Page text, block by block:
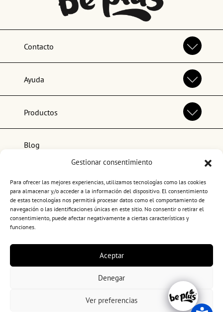
Gestionar consentimiento
Para ofrecer las mejores experiencias, utilizamos tecnologías como las cookies
para almacenar y/o acceder a la información del dispositivo. El consentimiento
de estas tecnologías nos permitirá procesar datos como el comportamiento de
navegación o las identificaciones únicas en este sitio. No consentir o retirar el
consentimiento, puede afectar negativamente a ciertas características y
funciones.
Aceptar
Denegar
Ver preferencias
Contacto
Ayuda
Productos
Blog
Lo más popular
Política de privacidad Política de cookies
Copyright 2026. BePlus